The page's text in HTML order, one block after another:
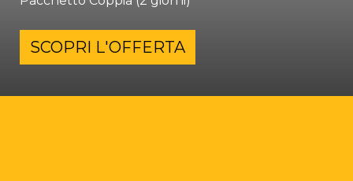
SCOPRI L'OFFERTA